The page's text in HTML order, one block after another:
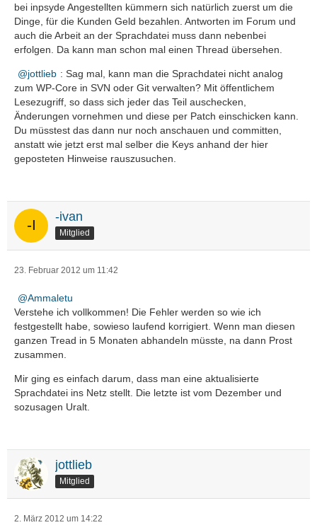
bei inpsyde Angestellten kümmern sich natürlich zuerst um die
Dinge, für die Kunden Geld bezahlen. Antworten im Forum und
auch die Arbeit an der Sprachdatei muss dann nebenbei
erfolgen. Da kann man schon mal einen Thread übersehen.
jottlieb : Sag mal, kann man die Sprachdatei nicht analog
zum WP-Core in SVN oder Git verwalten? Mit öffentlichem
Lesezugriff, so dass sich jeder das Teil auschecken,
Änderungen vornehmen und diese per Patch einschicken kann.
Du müsstest das dann nur noch anschauen und committen,
anstatt wie jetzt erst mal selber die Keys anhand der hier
geposteten Hinweise rauszusuchen.
-ivan
Mitglied
23. Februar 2012 um 11:42
Ammaletu
Verstehe ich vollkommen! Die Fehler werden so wie ich
festgestellt habe, sowieso laufend korrigiert. Wenn man diesen
ganzen Tread in 5 Monaten abhandeln müsste, na dann Prost
zusammen.
Mir ging es einfach darum, dass man eine aktualisierte
Sprachdatei ins Netz stellt. Die letzte ist vom Dezember und
sozusagen Uralt.
jottlieb
Mitglied
2. März 2012 um 14:22